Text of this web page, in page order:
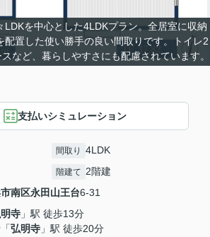
LDKを中心とした4LDKプラン。全居室に収納
配置した使い勝手の良い間取りです。トイレ2
など、暮らしやすさにも配慮されています。
支払いシミュレーション
間取り 4LDK
階建て 2階建
南区永田山王台6-31
寺 」駅 徒歩13分
「弘明寺 」駅 徒歩20分